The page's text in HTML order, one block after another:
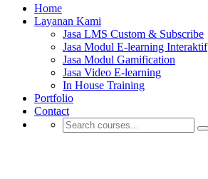
Home
Layanan Kami
Jasa LMS Custom & Subscribe
Jasa Modul E-learning Interaktif
Jasa Modul Gamification
Jasa Video E-learning
In House Training
Portfolio
Contact